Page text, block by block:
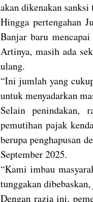
akan dikenakan
Hingga pertengahan
Banjar baru
Artinya, masih ada
ulang.
“Ini jumlah yang
untuk menyadarkan
Selain penindakan,
pemutihan pajak
berupa penghapusan
September 2025.
“Kami imbau
tunggakan
Dengan razia ini,